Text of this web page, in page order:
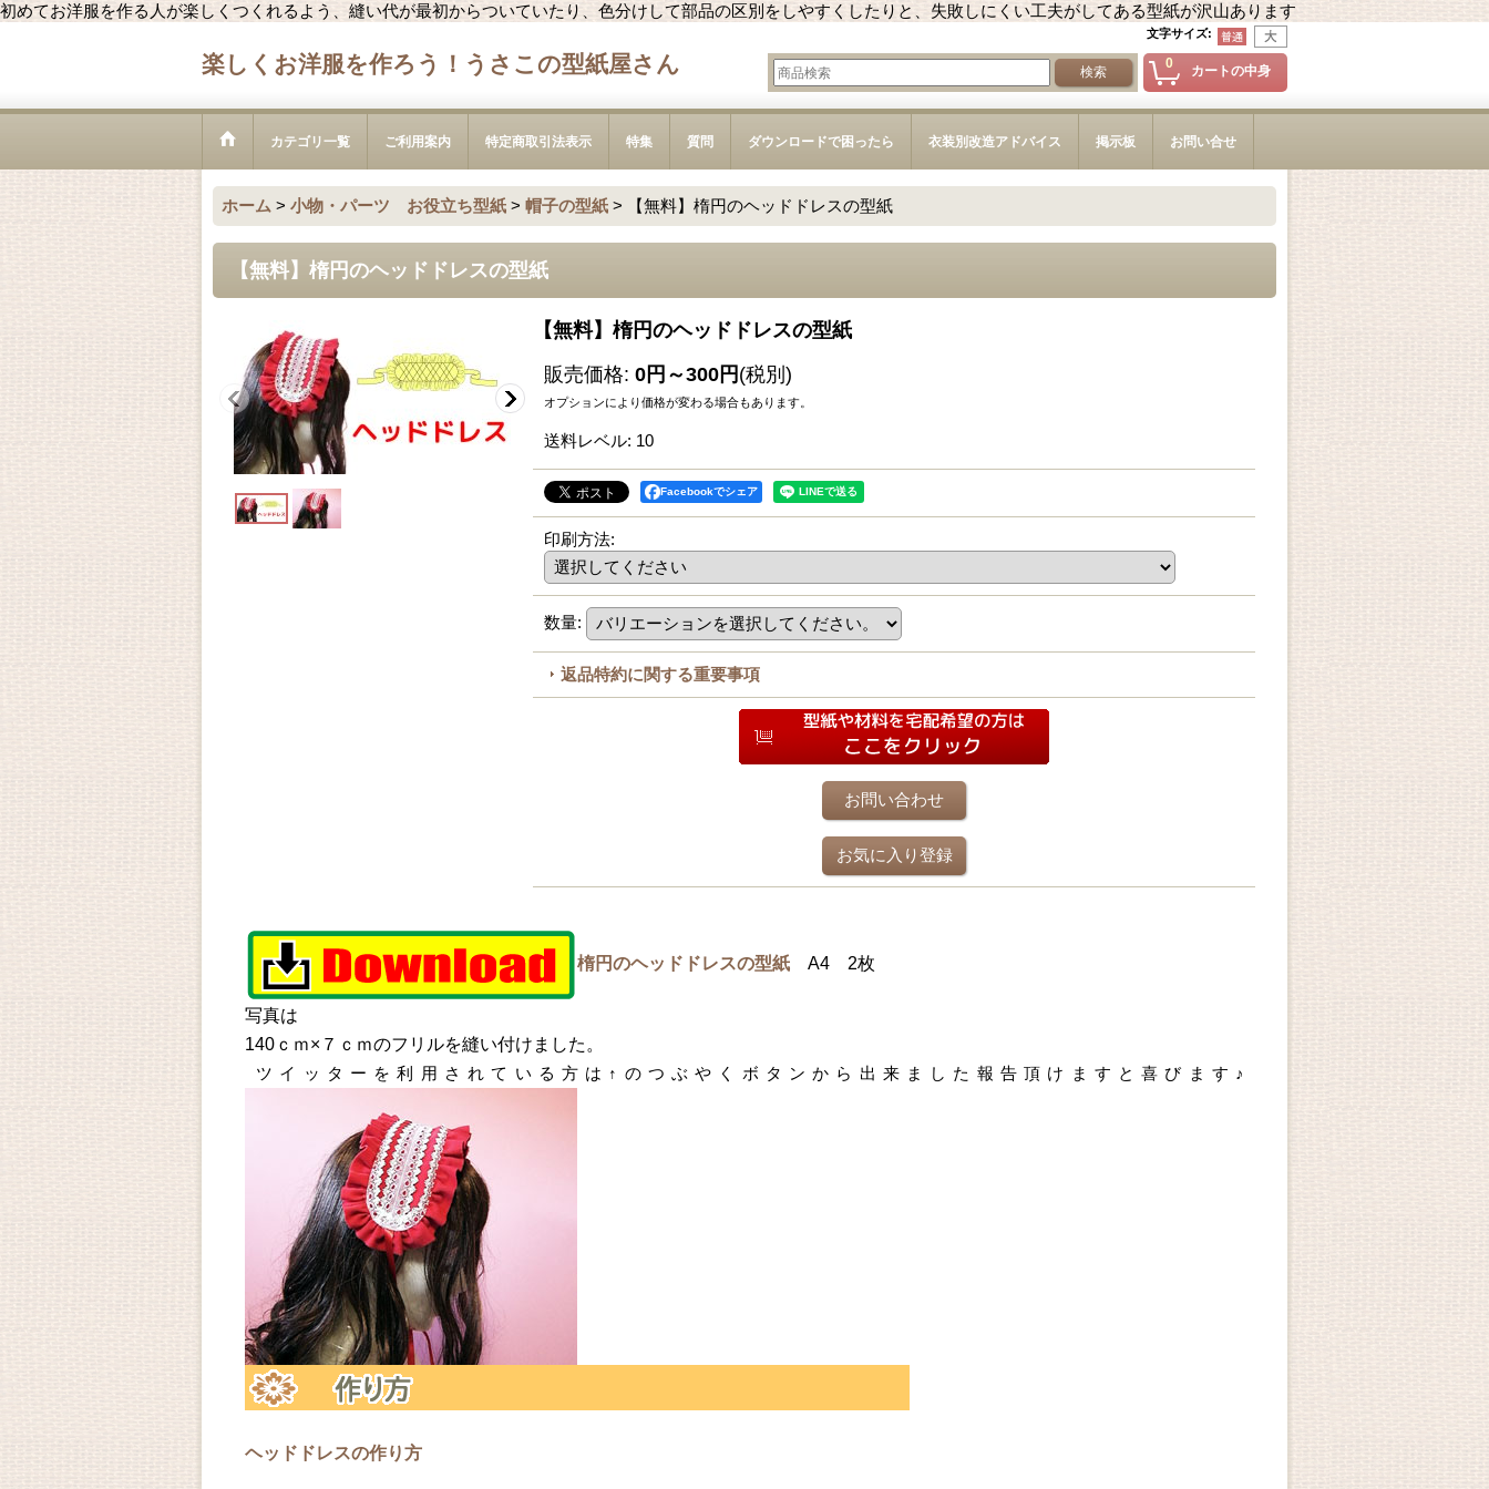
初めてお洋服を作る人が楽しくつくれるよう、縫い代が最初からついていたり、色分けして部品の区別をしやすくしたりと、失敗しにくい工夫がしてある型紙が沢山あります
文字サイズ:
楽しくお洋服を作ろう！うさこの型紙屋さん 0 カートの中身
カテゴリ一覧 ご利用案内 特定商取引法表示 特集 質問 ダウンロードで困ったら 衣装別改造アドバイス 掲示板 お問い合せ
ホーム > 小物・パーツ お役立ち型紙 > 帽子の型紙 > 【無料】楕円のヘッドドレスの型紙
【無料】楕円のヘッドドレスの型紙
【無料】楕円のヘッドドレスの型紙
販売価格: 0円～300円(税別)
オプションにより価格が変わる場合もあります。
送料レベル: 10
Facebookでシェア
印刷方法:
数量:
返品特約に関する重要事項
お問い合わせ
お気に入り登録
楕円のヘッドドレスの型紙 A4 2枚
写真は
140ｃｍ×７ｃｍのフリルを縫い付けました。
ツイッターを利用されている方は↑のつぶやくボタンから出来ました報告頂けますと喜びます♪
ヘッドドレスの作り方